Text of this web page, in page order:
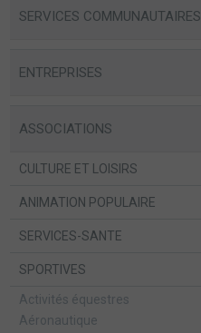
SERVICES COMMUNAUTAIRES
ENTREPRISES
ASSOCIATIONS
CULTURE ET LOISIRS
ANIMATION POPULAIRE
SERVICES-SANTE
SPORTIVES
Activités équestres
Aéronautique